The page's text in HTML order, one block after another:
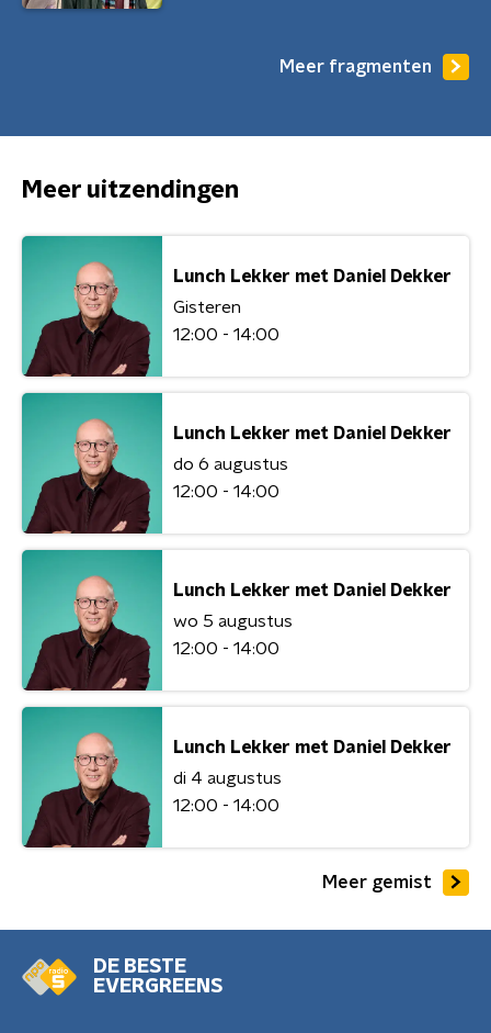
Meer fragmenten
Meer uitzendingen
Lunch Lekker met Daniel Dekker
Gisteren
12:00 - 14:00
Lunch Lekker met Daniel Dekker
do 6 augustus
12:00 - 14:00
Lunch Lekker met Daniel Dekker
wo 5 augustus
12:00 - 14:00
Lunch Lekker met Daniel Dekker
di 4 augustus
12:00 - 14:00
Meer gemist
DE BESTE
EVERGREENS